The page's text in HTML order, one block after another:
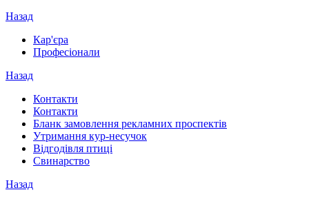
Назад
Кар'єра
Професіонали
Назад
Контакти
Контакти
Бланк замовлення рекламних проспектів
Утримання кур-несучок
Відгодівля птиці
Свинарство
Назад